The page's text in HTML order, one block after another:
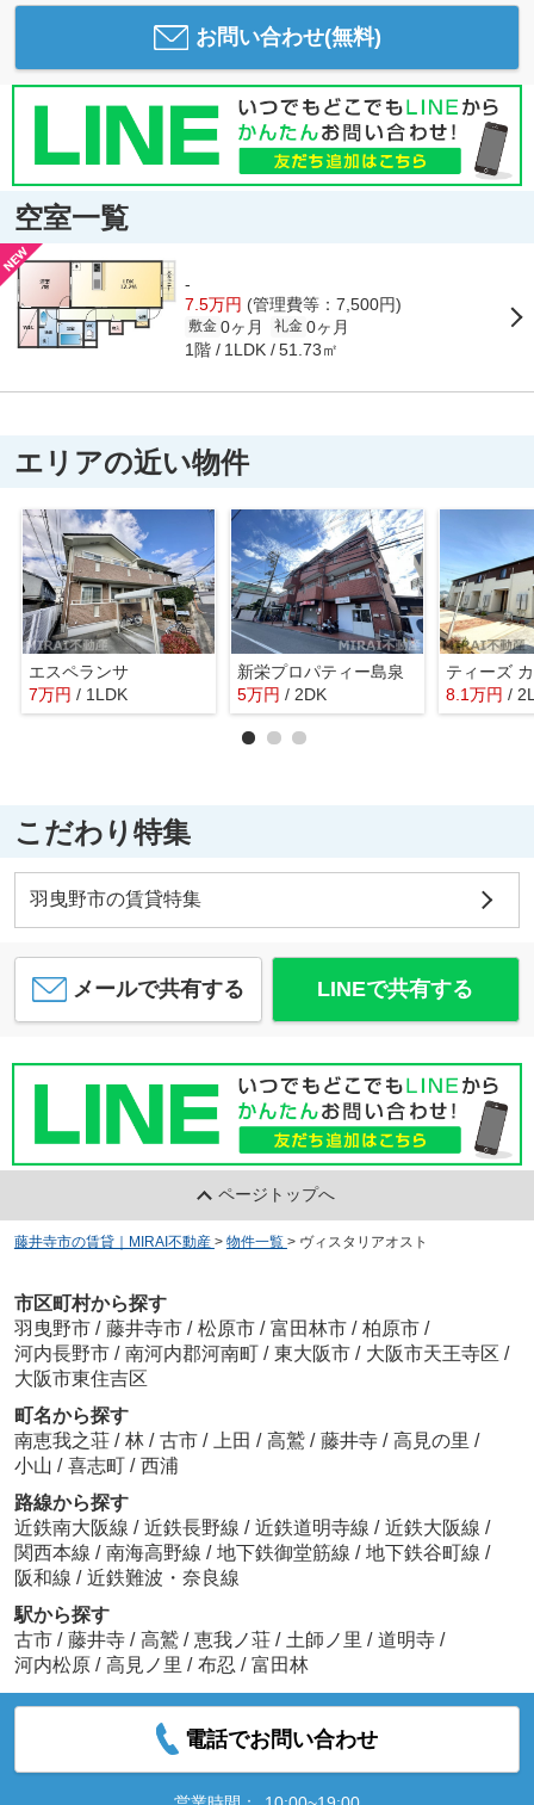
お問い合わせ(無料)
空室一覧
-
7.5万円 (管理費等：7,500円)
敷金 0ヶ月 礼金 0ヶ月
1階 1LDK 51.73㎡
エリアの近い物件
エスペランサ
7万円 / 1LDK
新栄プロパティー島泉
5万円 / 2DK 8.1万円 /
こだわり特集
羽曳野市の賃貸特集
メールで共有する LINEで共有する
ページトップへ
藤井寺市の賃貸｜MIRAI不動産 > 物件一覧 > ヴィスタリアオスト
市区町村から探す
羽曳野市 / 藤井寺市 / 松原市 / 富田林市 / 柏原市 /
河内長野市 / 南河内郡河南町 / 東大阪市 / 大阪市天王寺区 /
大阪市東住吉区
町名から探す
南恵我之荘 / 林 / 古市 / 上田 / 高鷲 / 藤井寺 / 高見の里 /
小山 / 喜志町 / 西浦
路線から探す
近鉄南大阪線 / 近鉄長野線 / 近鉄道明寺線 / 近鉄大阪線 /
関西本線 / 南海高野線 / 地下鉄御堂筋線 / 地下鉄谷町線 /
阪和線 / 近鉄難波・奈良線
駅から探す
古市 / 藤井寺 / 高鷲 / 恵我ノ荘 / 土師ノ里 / 道明寺 /
河内松原 / 高見ノ里 / 布忍 / 富田林
電話でお問い合わせ